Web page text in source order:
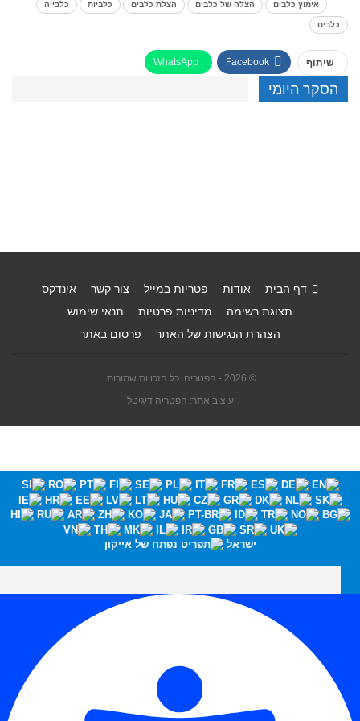
אימוץ כלבים הצלה של כלבים הצלת כלבים כלביות כלבייה
כלבים
שיתוף Facebook
WhatsApp
הסקר היומי
דף הבית אודות פטריות במייל צור קשר
אינדקס
תצוגת רשימה
מדיניות פרטיות
תנאי שימוש
הצהרת הנגישות של האתר
פרסום באתר
© 2026 - הפטריה. כל הזכויות שמורות.
עיצוב אתר: הפטריה דיגיטל
ישראל